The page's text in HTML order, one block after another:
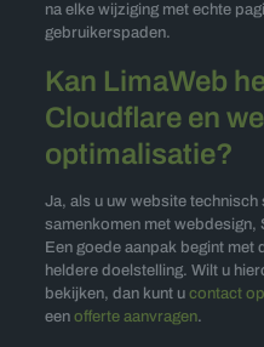
na elke wijziging met echte
gebruikerspaden.
Kan LimaWeb
Cloudflare en
optimalisatie?
Ja, als u uw website
samenkomen met webdesign,
Een goede aanpak begint met
heldere doelstelling. Wilt u
bekijken, dan kunt u contact
een offerte aanvragen.